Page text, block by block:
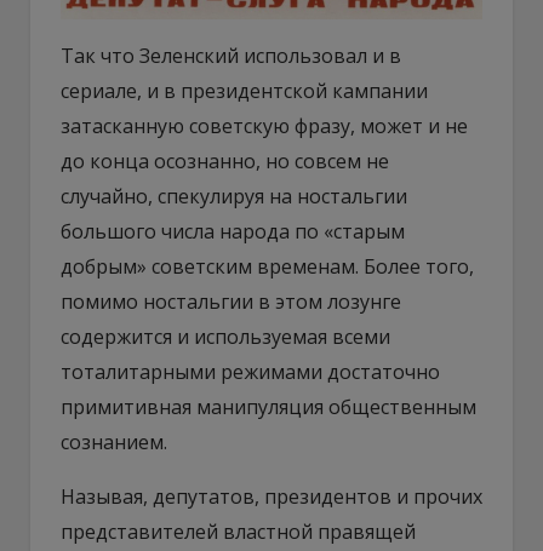
Так что Зеленский использовал и в
сериале, и в президентской кампании
затасканную советскую фразу, может и не
до конца осознанно, но совсем не
случайно, спекулируя на ностальгии
большого числа народа по «старым
добрым» советским временам. Более того,
помимо ностальгии в этом лозунге
содержится и используемая всеми
тоталитарными режимами достаточно
примитивная манипуляция общественным
сознанием.
Называя, депутатов, президентов и прочих
представителей властной правящей